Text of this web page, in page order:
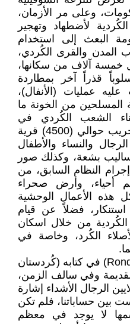
وعلى مر الأزمان،
لأضطهاد وتهجير
البعث إلى استخدام
المدن والقرى الكُردي،
خمسة آلاف من سكانها،
قذراً آخر بمطاردة
عليه عمليات (الأنفال)،
المسلحين من الخونة ما
الشعب الكُردي في
المناطق والقرى، فضلاً عن تخريب حوالي (4500) قرية
والنساء والأطفال
بشعة، وكذلك صور
النظام السابق، من
أحياء، وأرض صحراء
هذه الأعمال الوحشية
فضلاً عن قيام
من خلال اسكان
الكُرد، وخاصة في
يقول الجنرال (بيير روندوث Rondot) في كتابه (كُردستان
وفي سالف الزمن،
الرجال الأشداء إشارة
بين حساباتنا، فلم تكن
لا يوجد في معظم